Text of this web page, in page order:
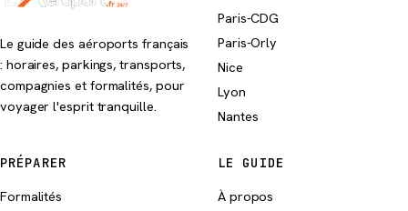
Le guide des aéroports français
: horaires, parkings, transports,
compagnies et formalités, pour
voyager l'esprit tranquille.
Paris-CDG
Paris-Orly
Nice
Lyon
Nantes
PRÉPARER
Formalités
LE GUIDE
À propos